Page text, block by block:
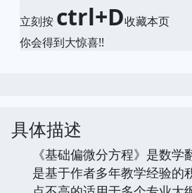
立刻按 ctrl+D收藏本页
你会得到大惊喜!!
具体描述
《基础偏微分方程》是数学
是基于作者多年教学经验的